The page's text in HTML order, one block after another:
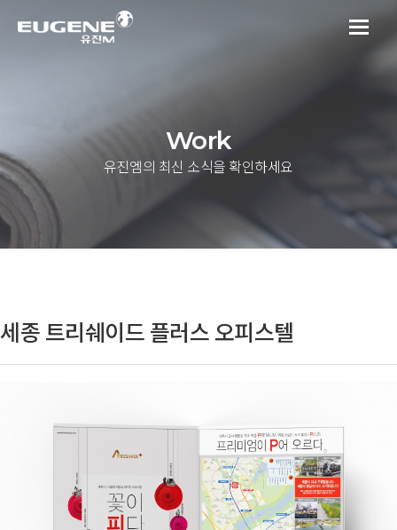
Work
유진엠의 최신 소식을 확인하세요
세종 트리쉐이드 플러스 오피스텔